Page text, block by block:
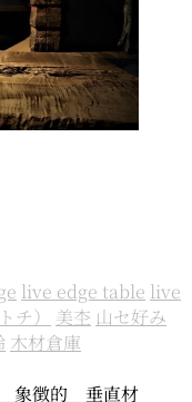
live edge table live
チ） 美杢 山セ好み
木材倉庫
象徴的 垂直材